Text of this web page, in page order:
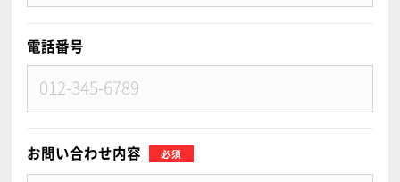
電話番号
お問い合わせ内容